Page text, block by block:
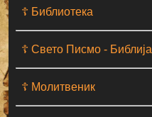
☦ Библиотека
☦ Свето Писмо - Библија
☦ Молитвеник